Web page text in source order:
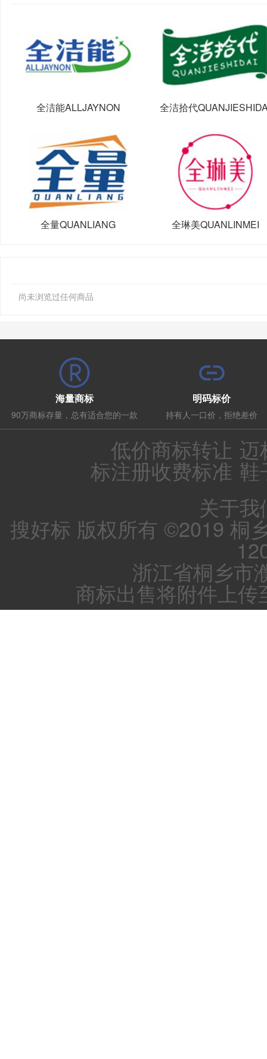
全洁能ALLJAYNON 全洁拾代
全量QUANLIANG 全琳美QUANLINMEI
尚未浏览过任何商品
海量商标
90万商标存量，总有适合您的一款
明码标价
持有人一口价，拒绝差价
低价商标转让 迈
标注册收费标准 鞋
关于我
搜好标 版权所有 ©2019 桐
浙江省桐乡市
商标出售将附件上传